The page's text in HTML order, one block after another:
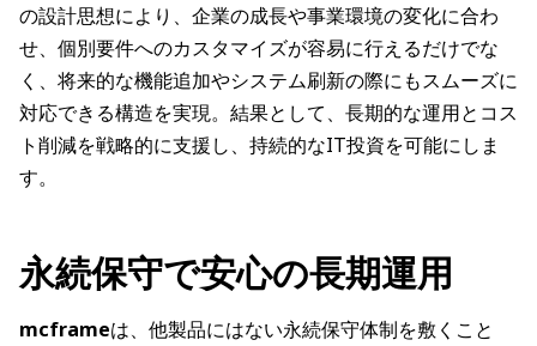
の設計思想により、企業の成長や事業環境の変化に合わ
せ、個別要件へのカスタマイズが容易に行えるだけでな
く、将来的な機能追加やシステム刷新の際にもスムーズに
対応できる構造を実現。結果として、長期的な運用とコス
ト削減を戦略的に支援し、持続的なIT投資を可能にしま
す。
永続保守で安心の長期運用
mcframeは、他製品にはない永続保守体制を敷くこと